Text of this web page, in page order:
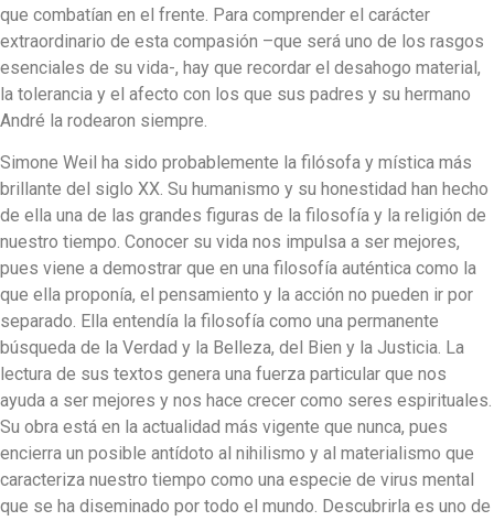
que combatían en el frente. Para comprender el carácter
extraordinario de esta compasión –que será uno de los rasgos
esenciales de su vida-, hay que recordar el desahogo material,
la tolerancia y el afecto con los que sus padres y su hermano
André la rodearon siempre.
Simone Weil ha sido probablemente la filósofa y mística más
brillante del siglo XX. Su humanismo y su honestidad han hecho
de ella una de las grandes figuras de la filosofía y la religión de
nuestro tiempo. Conocer su vida nos impulsa a ser mejores,
pues viene a demostrar que en una filosofía auténtica como la
que ella proponía, el pensamiento y la acción no pueden ir por
separado. Ella entendía la filosofía como una permanente
búsqueda de la Verdad y la Belleza, del Bien y la Justicia. La
lectura de sus textos genera una fuerza particular que nos
ayuda a ser mejores y nos hace crecer como seres espirituales.
Su obra está en la actualidad más vigente que nunca, pues
encierra un posible antídoto al nihilismo y al materialismo que
caracteriza nuestro tiempo como una especie de virus mental
que se ha diseminado por todo el mundo. Descubrirla es uno de